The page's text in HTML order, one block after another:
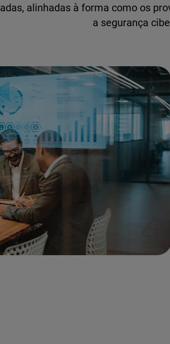
alinhadas à forma como os
a segurança